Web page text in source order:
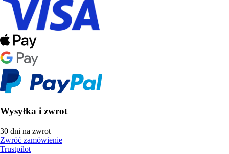
Wysyłka i zwrot
30 dni na zwrot
Zwróć zamówienie
Trustpilot